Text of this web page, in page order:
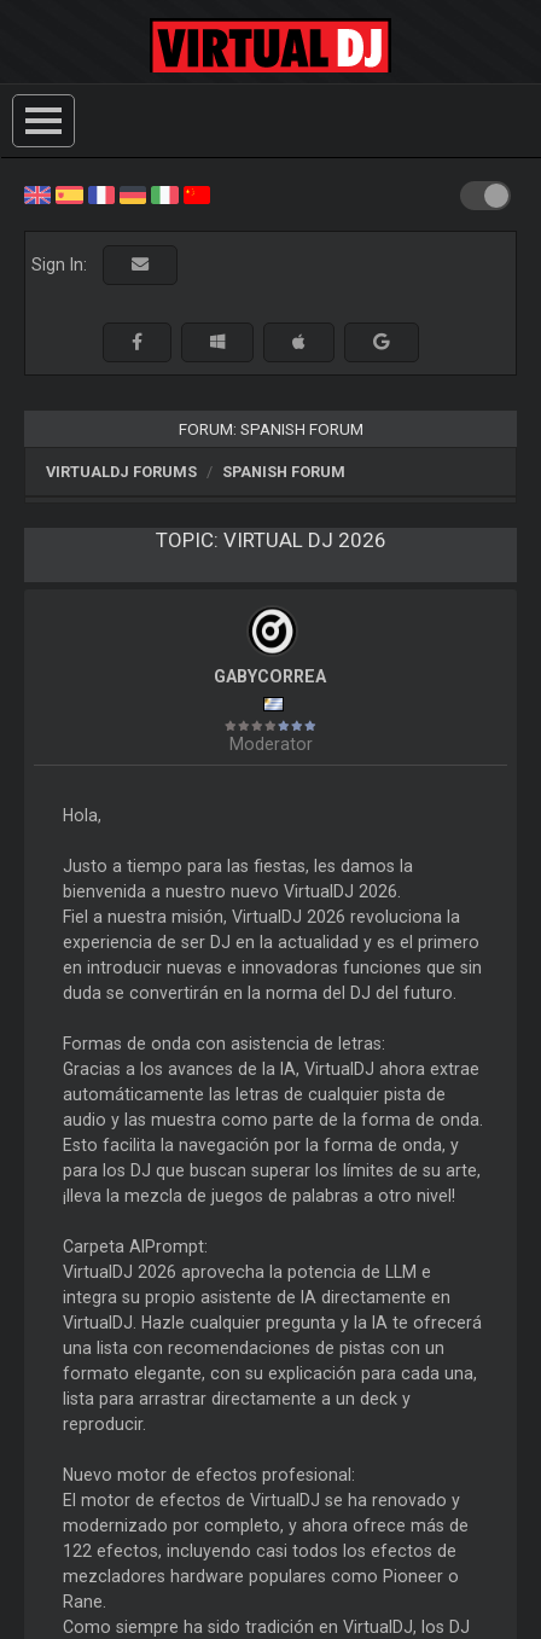
Sign In:
FORUM: SPANISH FORUM
VIRTUALDJ FORUMS SPANISH FORUM
TOPIC: VIRTUAL DJ 2026
GABYCORREA
Moderator
Hola,
Justo a tiempo para las fiestas, les damos la
bienvenida a nuestro nuevo VirtualDJ 2026.
Fiel a nuestra misión, VirtualDJ 2026 revoluciona la
experiencia de ser DJ en la actualidad y es el primero
en introducir nuevas e innovadoras funciones que sin
duda se convertirán en la norma del DJ del futuro.
Formas de onda con asistencia de letras:
Gracias a los avances de la IA, VirtualDJ ahora extrae
automáticamente las letras de cualquier pista de
audio y las muestra como parte de la forma de onda.
Esto facilita la navegación por la forma de onda, y
para los DJ que buscan superar los límites de su arte,
¡lleva la mezcla de juegos de palabras a otro nivel!
Carpeta AIPrompt:
VirtualDJ 2026 aprovecha la potencia de LLM e
integra su propio asistente de IA directamente en
VirtualDJ. Hazle cualquier pregunta y la IA te ofrecerá
una lista con recomendaciones de pistas con un
formato elegante, con su explicación para cada una,
lista para arrastrar directamente a un deck y
reproducir.
Nuevo motor de efectos profesional:
El motor de efectos de VirtualDJ se ha renovado y
modernizado por completo, y ahora ofrece más de
122 efectos, incluyendo casi todos los efectos de
mezcladores hardware populares como Pioneer o
Rane.
Como siempre ha sido tradición en VirtualDJ, los DJ